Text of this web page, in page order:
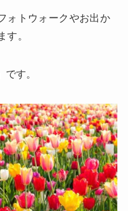
ォトウォークやお出か
す。
す。